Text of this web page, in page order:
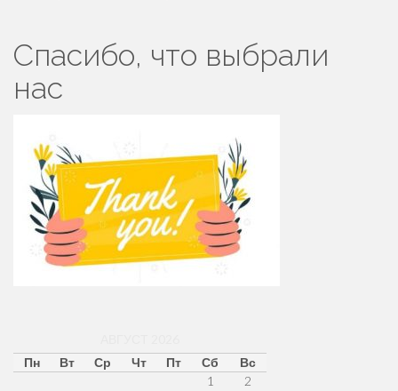
Спасибо, что выбрали
нас
Пн
Вт Ср Чт Пт Сб
Вс
1
2